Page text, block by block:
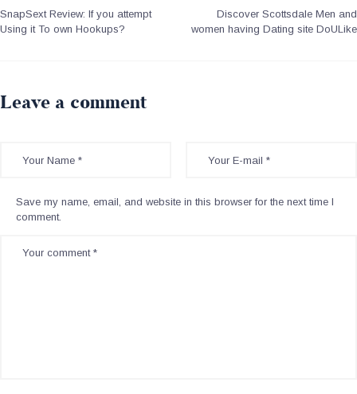
SnapSext Review: If you attempt
Using it To own Hookups?
Discover Scottsdale Men and
women having Dating site DoULike
Leave a comment
Save my name, email, and website in this browser for the next time I
comment.